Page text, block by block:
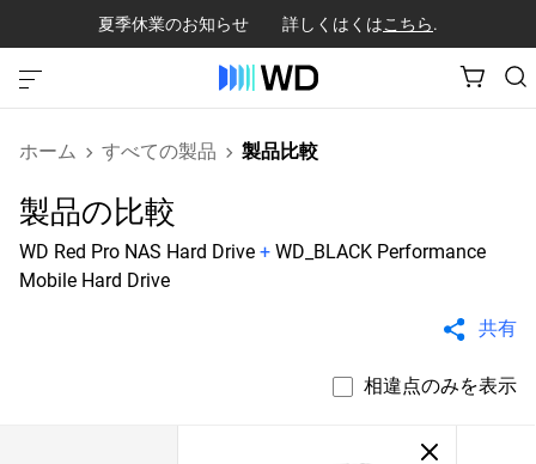
夏季休業のお知らせ 詳しくはくはこちら.
ホーム すべての製品 製品比較
製品の比較
WD Red Pro NAS Hard Drive + WD_BLACK Performance
Mobile Hard Drive
共有
相違点のみを表示